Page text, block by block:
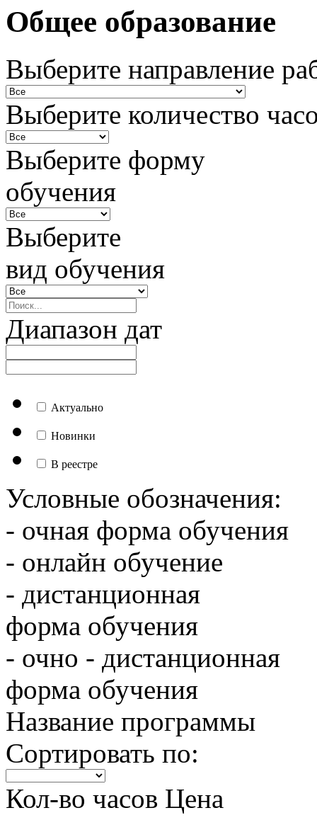
Общее образование
Выберите направление
Выберите количество
Выберите форму
обучения
Выберите
вид обучения
Диапазон дат
Актуально
Новинки
В реестре
Условные обозначения:
- очная форма обучения
- онлайн обучение
- дистанционная
форма обучения
- очно - дистанционная
форма обучения
Название программы
Сортировать по:
Кол-во часов Цена